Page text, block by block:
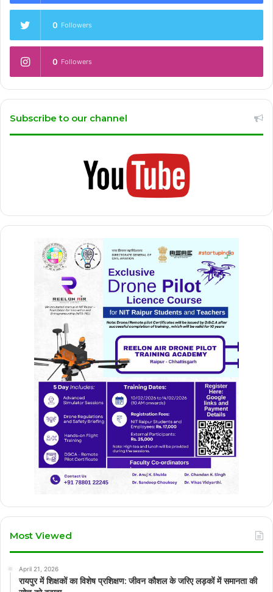
0 Followers
0 Followers
Subscribe to our channel
Most Viewed
April 21, 2026
रायपुर में शिक्षकों का विशेष प्रशिक्षण: जीवन कौशल के जरिए लड़कों में समानता की